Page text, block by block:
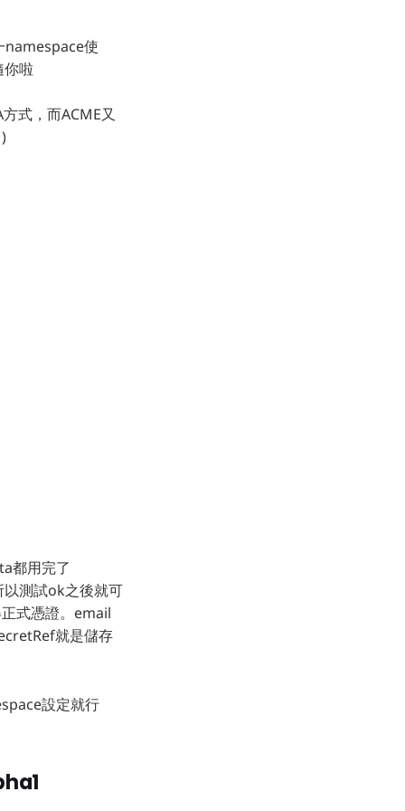
namespace使
啦
式，而ACME又
都用完了
測試ok之後就可
式憑證。email
就是儲存
設定就行